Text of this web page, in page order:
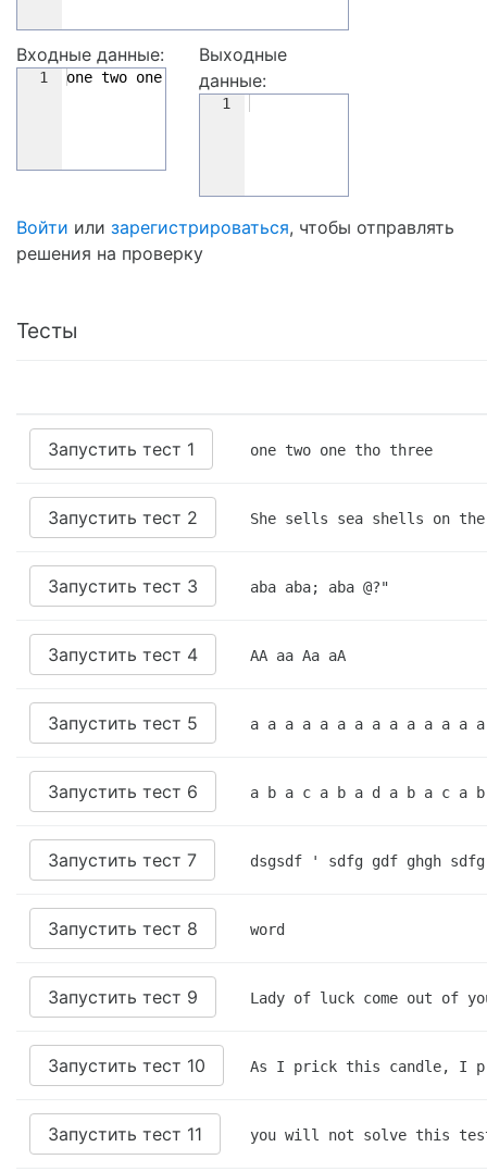
Входные данные:
1 one two one tho three
Выходные
данные:
1
Войти или зарегистрироваться, чтобы отправлять
решения на проверку
Тесты
Запустить тест 1 one two one tho three
Запустить тест 2 She sells sea shells on
Запустить тест 3 aba aba; aba @?"
Запустить тест 4 AA aa Aa aA
Запустить тест 5 a a a a a a a a a a a a a
Запустить тест 6 a b a c a b a d a b a c a
Запустить тест 7 dsgsdf ' sdfg gdf ghgh
Запустить тест 8 word
Запустить тест 9 Lady of luck come out of
Запустить тест 10 As I prick this candle, I
Запустить тест 11 you will not solve this test.